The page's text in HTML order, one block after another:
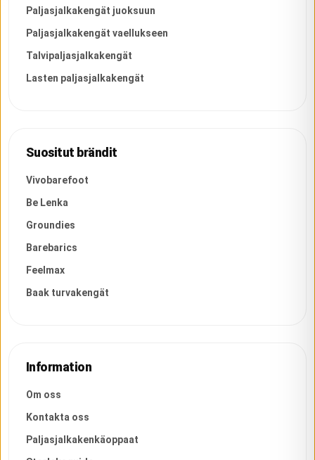
Paljasjalkakengät juoksuun
Paljasjalkakengät vaellukseen
Talvipaljasjalkakengät
Lasten paljasjalkakengät
Suositut brändit
Vivobarefoot
Be Lenka
Groundies
Barebarics
Feelmax
Baak turvakengät
Information
Om oss
Kontakta oss
Paljasjalkakenkäoppaat